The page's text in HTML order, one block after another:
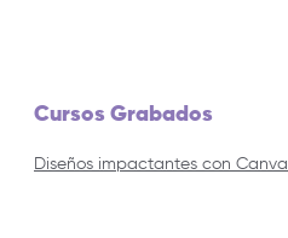
Cursos Grabados
Diseños impactantes con Canva